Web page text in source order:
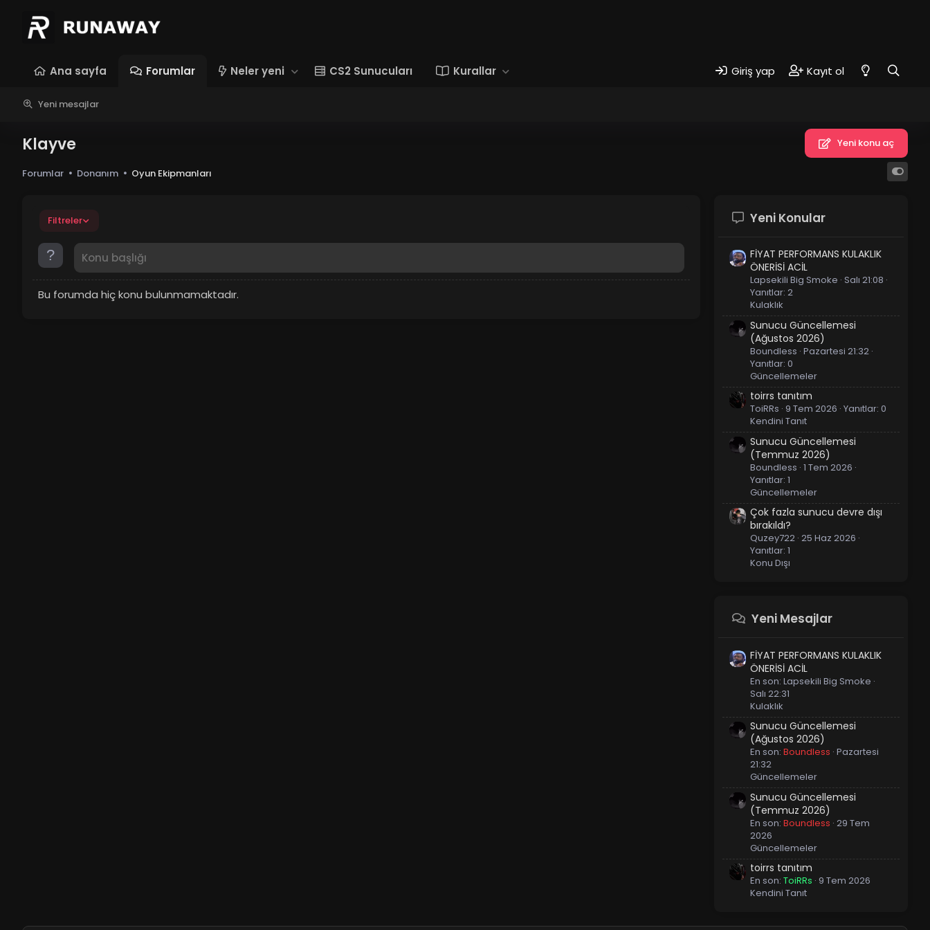
Ana sayfa Forumlar Neler yeni CS2 Sunucuları Kurallar Giriş yap Kayıt ol
Yeni mesajlar
Klayve Yeni konu aç
Forumlar Donanım Oyun Ekipmanları
Filtreler
Bu forumda hiç konu bulunmamaktadır.
Yeni Konular
FİYAT PERFORMANS KULAKLIK
ÖNERİSİ ACİL
Lapsekili Big Smoke Salı 21:08
Yanıtlar: 2
Kulaklık
Sunucu Güncellemesi
(Ağustos 2026)
Boundless Pazartesi 21:32
Yanıtlar: 0
Güncellemeler
toirrs tanıtım
ToiRRs 9 Tem 2026 Yanıtlar: 0
Kendini Tanıt
Sunucu Güncellemesi
(Temmuz 2026)
Boundless 1 Tem 2026
Yanıtlar: 1
Güncellemeler
Çok fazla sunucu devre dışı
bırakıldı?
Quzey722 25 Haz 2026
Yanıtlar: 1
Konu Dışı
Yeni Mesajlar
FİYAT PERFORMANS KULAKLIK
ÖNERİSİ ACİL
En son: Lapsekili Big Smoke
Salı 22:31
Kulaklık
Sunucu Güncellemesi
(Ağustos 2026)
En son: Boundless Pazartesi
21:32
Güncellemeler
Sunucu Güncellemesi
(Temmuz 2026)
En son: Boundless 29 Tem
2026
Güncellemeler
toirrs tanıtım
En son: ToiRRs 9 Tem 2026
Kendini Tanıt